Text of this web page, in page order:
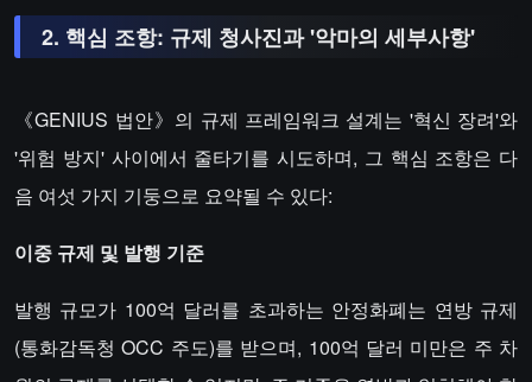
​​2. 핵심 조항: 규제 청사진과 '악마의 세부사항'​​
《GENIUS 법안》의 규제 프레임워크 설계는 '혁신 장려'와
'위험 방지' 사이에서 줄타기를 시도하며, 그 핵심 조항은 다
음 여섯 가지 기둥으로 요약될 수 있다:
이중 규제 및 발행 기준​​
발행 규모가 100억 달러를 초과하는 안정화폐는 연방 규제
(통화감독청 OCC 주도)를 받으며, 100억 달러 미만은 주 차